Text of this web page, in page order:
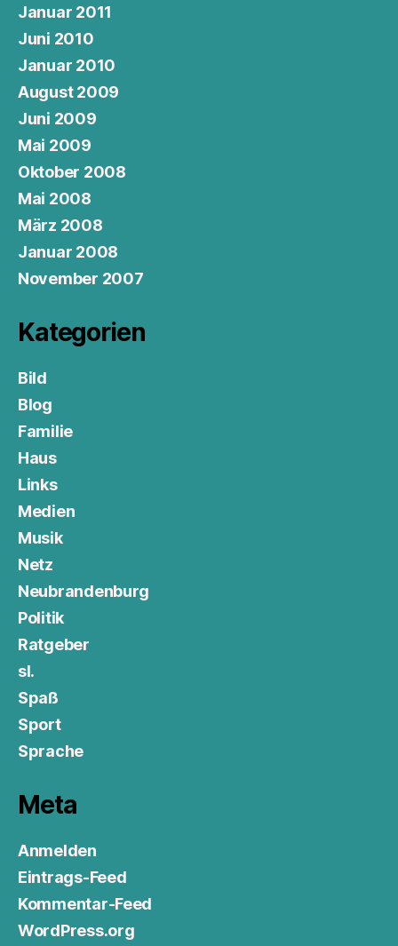
Januar 2011
Juni 2010
Januar 2010
August 2009
Juni 2009
Mai 2009
Oktober 2008
Mai 2008
März 2008
Januar 2008
November 2007
Kategorien
Bild
Blog
Familie
Haus
Links
Medien
Musik
Netz
Neubrandenburg
Politik
Ratgeber
sl.
Spaß
Sport
Sprache
Meta
Anmelden
Eintrags-Feed
Kommentar-Feed
WordPress.org